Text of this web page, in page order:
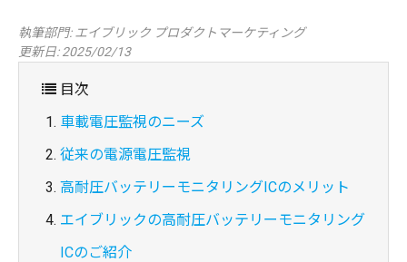
執筆部門:エイブリック プロダクトマーケティング
更新日: 2025/02/13
目次
車載電圧監視のニーズ
従来の電源電圧監視
高耐圧バッテリーモニタリングICのメリット
エイブリックの高耐圧バッテリーモニタリング
ICのご紹介